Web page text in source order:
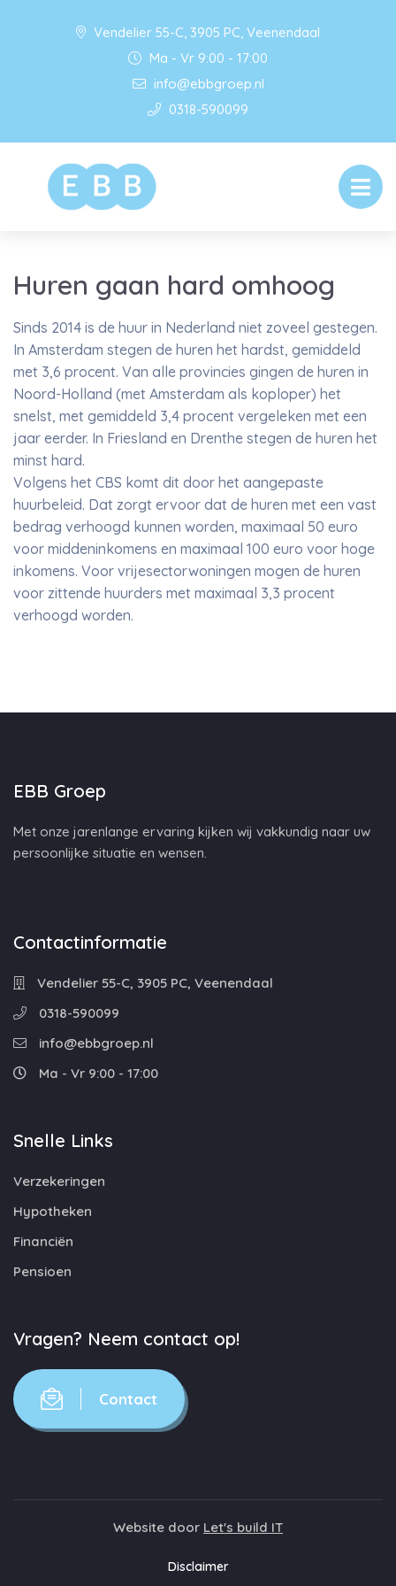
Vendelier 55-C, 3905 PC, Veenendaal
Ma - Vr 9:00 - 17:00
info@ebbgroep.nl
0318-590099
Huren gaan hard omhoog
Sinds 2014 is de huur in Nederland niet zoveel gestegen.
In Amsterdam stegen de huren het hardst, gemiddeld
met 3,6 procent. Van alle provincies gingen de huren in
Noord-Holland (met Amsterdam als koploper) het
snelst, met gemiddeld 3,4 procent vergeleken met een
jaar eerder. In Friesland en Drenthe stegen de huren het
minst hard.
Volgens het CBS komt dit door het aangepaste
huurbeleid. Dat zorgt ervoor dat de huren met een vast
bedrag verhoogd kunnen worden, maximaal 50 euro
voor middeninkomens en maximaal 100 euro voor hoge
inkomens. Voor vrijesectorwoningen mogen de huren
voor zittende huurders met maximaal 3,3 procent
verhoogd worden.
EBB Groep
Met onze jarenlange ervaring kijken wij vakkundig naar uw
persoonlijke situatie en wensen.
Contactinformatie
Vendelier 55-C, 3905 PC, Veenendaal
0318-590099
info@ebbgroep.nl
Ma - Vr 9:00 - 17:00
Snelle Links
Verzekeringen
Hypotheken
Financiën
Pensioen
Vragen? Neem contact op!
Contact
Website door Let's build IT
Disclaimer